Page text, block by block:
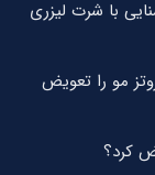
با شرت لیزری
مو را تعویض
کرد؟